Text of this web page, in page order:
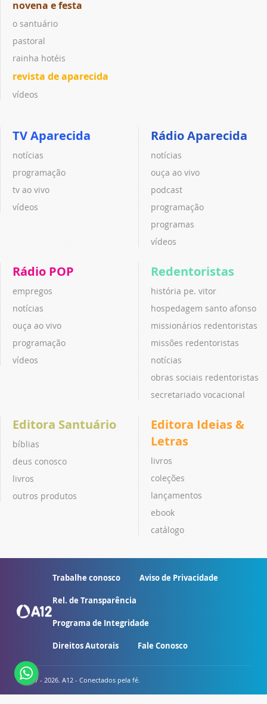
novena e festa
o santuário
pastoral
rainha hotéis
revista de aparecida
vídeos
TV Aparecida
notícias
programação
tv ao vivo
vídeos
Rádio Aparecida
notícias
ouça ao vivo
podcast
programação
programas
vídeos
Rádio POP
empregos
notícias
ouça ao vivo
programação
vídeos
Redentoristas
história pe. vitor
hospedagem santo afonso
missionários redentoristas
missões redentoristas
notícias
obras sociais redentoristas
secretariado vocacional
Editora Santuário
bíblias
deus conosco
livros
outros produtos
Editora Ideias &
Letras
livros
coleções
lançamentos
ebook
catálogo
Trabalhe conosco Aviso de Privacidade
Rel. de Transparência
Programa de Integridade
Direitos Autorais Fale Conosco
© 2007 - 2026. A12 - Conectados pela fé.